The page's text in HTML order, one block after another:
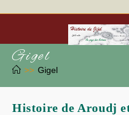
to
Gigel
>> Gigel
Histoire de Aroudj